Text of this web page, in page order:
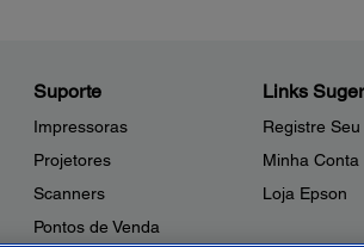
Suporte
Impressoras
Projetores
Scanners
Pontos de Venda
Links
Registre
Minha Conta
Loja Epson